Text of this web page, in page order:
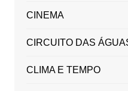
CINEMA
CIRCUITO DAS
CLIMA E TEMPO